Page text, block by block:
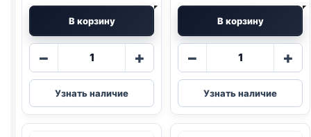
В корзину
−
Количество
Pro
Plan
сух.
+
Узнать наличие
В корзину
−
Количество
Pro
Plan
сух.
+
Узнать наличие